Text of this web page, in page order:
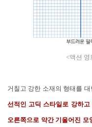
<액션
거칠고 강한 소재의 형태를 대
선적인 고딕 스타일로 강하고
오른쪽으로 약간 기울어진